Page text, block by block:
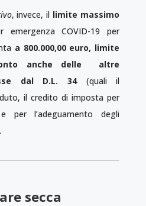
, invece, il limite massimo
emergenza COVID-19 per
a 800.000,00 euro, limite
anche delle altre
dal D.L. 34(quali il
il credito di imposta per
per l’adeguamento degli
secca